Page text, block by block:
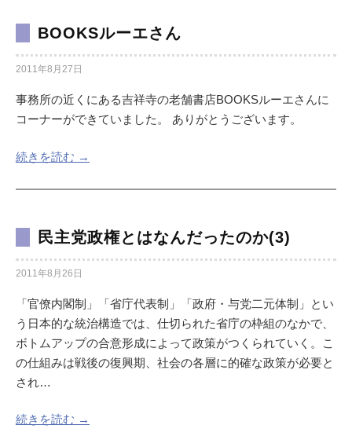
BOOKSルーエさん
2011年8月27日
事務所の近くにある吉祥寺の老舗書店BOOKSルーエさんに
コーナーができていました。 ありがとうございます。
続きを読む →
民主党政権とはなんだったのか(3)
2011年8月26日
「官僚内閣制」「省庁代表制」「政府・与党二元体制」とい
う日本的な統治構造では、仕切られた省庁の枠組のなかで、
ボトムアップの合意形成によって政策がつくられていく。こ
の仕組みは戦後の復興期、社会の各層に的確な政策が必要と
され…
続きを読む →